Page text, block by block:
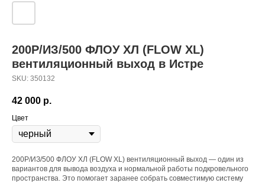
200P/ИЗ/500 ФЛОУ ХЛ (FLOW XL)
вентиляционный выход в Истре
SKU: 350132
42 000 р.
Цвет
200P/ИЗ/500 ФЛОУ ХЛ (FLOW XL) вентиляционный выход — один из
вариантов для вывода воздуха и нормальной работы подкровельного
пространства. Это помогает заранее собрать совместимую систему